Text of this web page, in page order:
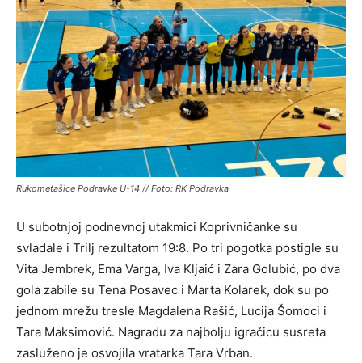
Rukometašice Podravke U-14 // Foto: RK Podravka
U subotnjoj podnevnoj utakmici Koprivničanke su
svladale i Trilj rezultatom 19:8. Po tri pogotka postigle su
Vita Jembrek, Ema Varga, Iva Kljaić i Zara Golubić, po dva
gola zabile su Tena Posavec i Marta Kolarek, dok su po
jednom mrežu tresle Magdalena Rašić, Lucija Šomoci i
Tara Maksimović. Nagradu za najbolju igračicu susreta
zasluženo je osvojila vratarka Tara Vrban.